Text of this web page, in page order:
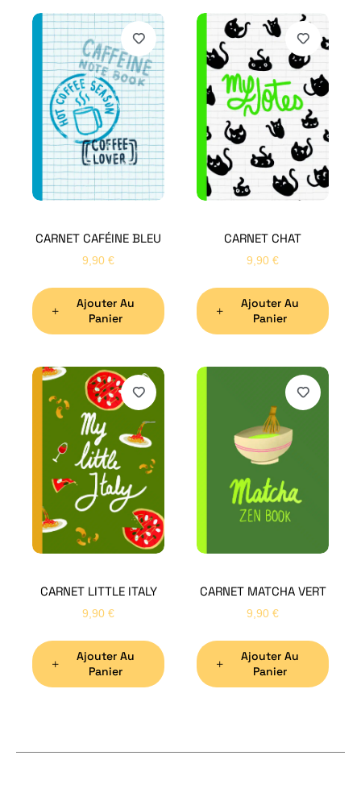
CARNET CAFÉINE BLEU
9,90 €
Ajouter Au
Panier
CARNET CHAT
9,90 €
Ajouter Au
Panier
CARNET LITTLE ITALY
9,90 €
Ajouter Au
Panier
CARNET MATCHA VERT
9,90 €
Ajouter Au
Panier